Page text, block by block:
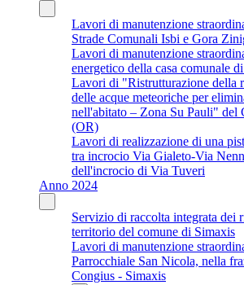
Lavori di manutenzione
Strade Comunali Isbi e Gora
Lavori di manutenzione
energetico della casa comunale
Lavori di "Ristrutturazione della
delle acque meteoriche per
nell'abitato – Zona Su Pauli" del
(OR)
Lavori di realizzazione di una
tra incrocio Via Gialeto-Via
dell'incrocio di Via Tuveri
Anno 2024
Servizio di raccolta integrata dei
territorio del comune di Simaxis
Lavori di manutenzione
Parrocchiale San Nicola, nella
Congius - Simaxis